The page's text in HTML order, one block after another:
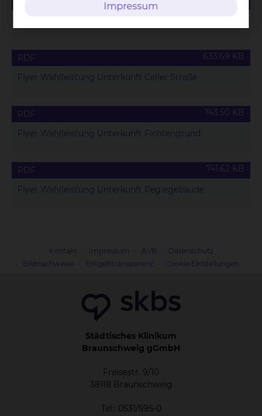
PDF
Flyer Wahlleistung Unterkunft Celler Straße
633.69 KB
PDF
Flyer Wahlleistung Unterkunft Fichtengrund
743.50 KB
PDF
Flyer Wahlleistung Unterkunft Regiegebäude
741.62 KB
Kontakt Impressum AVB
Datenschutz
Bildnachweise
Entgelttransparenz Cookie Einstellungen
Städtisches Klinikum
Braunschweig gGmbH
Freisestr. 9/10
38118 Braunschweig
Tel.: 0531/595-0
Impressum